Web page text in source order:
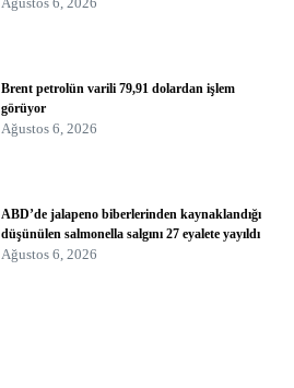
Brent petrolün varili 79,91 dolardan işlem
görüyor
Ağustos 6, 2026
ABD’de jalapeno biberlerinden kaynaklandığı
düşünülen salmonella salgını 27 eyalete yayıldı
Ağustos 6, 2026